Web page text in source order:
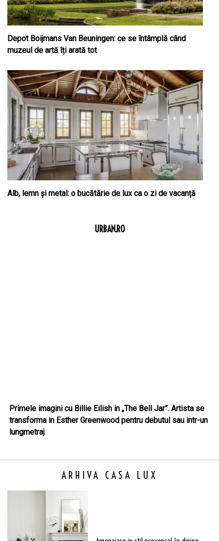
Depot Boijmans Van Beuningen: ce se întâmplă când
muzeul de artă îți arată tot
Alb, lemn și metal: o bucătărie de lux ca o zi de vacanță
URBAN.RO
Primele imagini cu Billie Eilish in „The Bell Jar”. Artista se
transforma in Esther Greenwood pentru debutul sau intr-un
lungmetraj
ARHIVA CASA LUX